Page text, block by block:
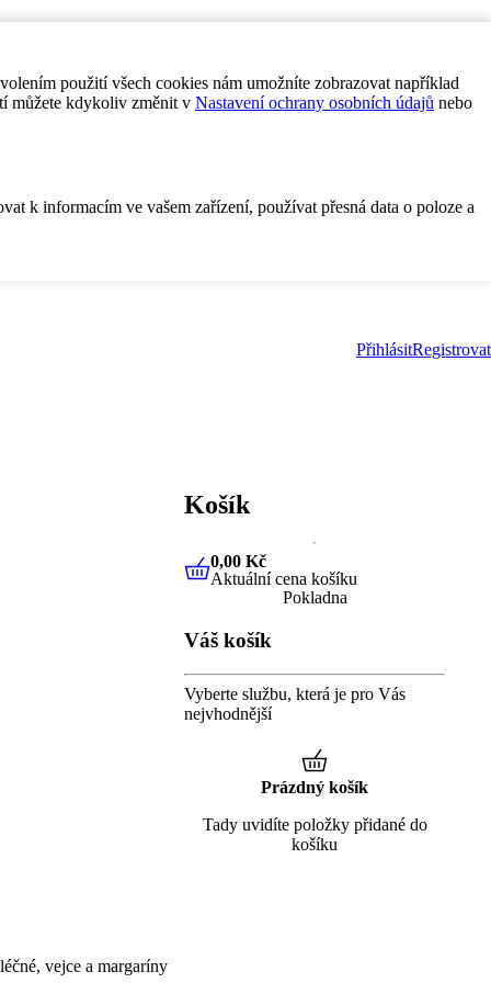
použití všech cookies nám umožníte zobrazovat například
můžete kdykoliv změnit v Nastavení ochrany osobních údajů nebo
k informacím ve vašem zařízení, používat přesná data o poloze a
PřihlásitRegistrovat
vejce a margaríny
Košík
0,00 KčAktuální cena košíku
0,00 Kč
Aktuální cena košíku
Pokladna
Váš košík
Vyberte službu, která je pro Vás
nejvhodnější
Prázdný košík
Tady uvidíte položky přidané do
košíku